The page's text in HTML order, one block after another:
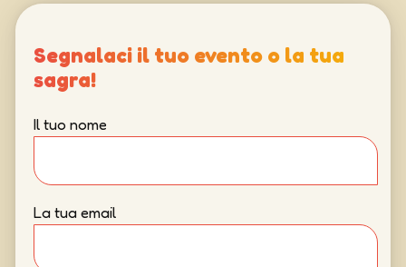
Segnalaci il tuo evento o la tua
sagra!
Il tuo nome
La tua email